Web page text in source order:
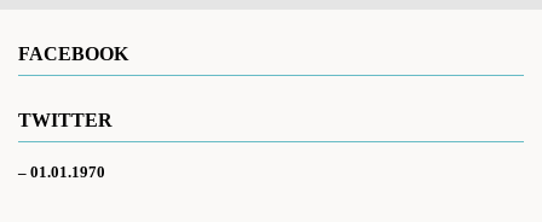
FACEBOOK
TWITTER
– 01.01.1970